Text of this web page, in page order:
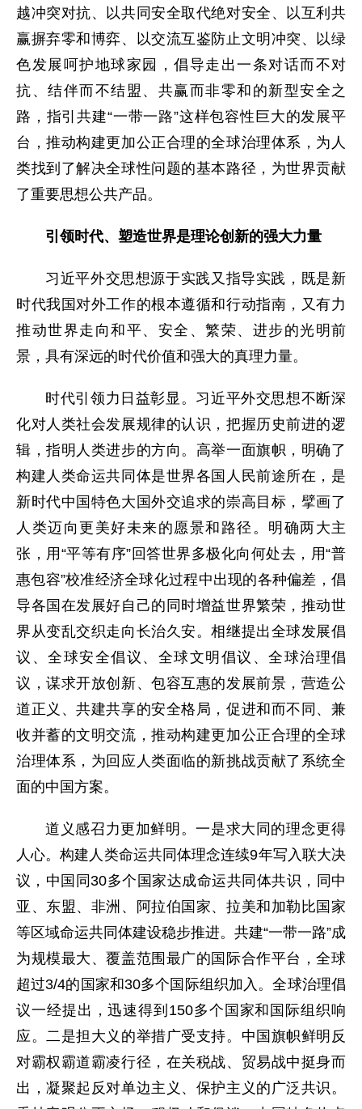
越冲突对抗、以共同安全取代绝对安全、以互利共
赢摒弃零和博弈、以交流互鉴防止文明冲突、以绿
色发展呵护地球家园，倡导走出一条对话而不对
抗、结伴而不结盟、共赢而非零和的新型安全之
路，指引共建“一带一路”这样包容性巨大的发展平
台，推动构建更加公正合理的全球治理体系，为人
类找到了解决全球性问题的基本路径，为世界贡献
了重要思想公共产品。
引领时代、塑造世界是理论创新的强大力量
习近平外交思想源于实践又指导实践，既是新
时代我国对外工作的根本遵循和行动指南，又有力
推动世界走向和平、安全、繁荣、进步的光明前
景，具有深远的时代价值和强大的真理力量。
时代引领力日益彰显。习近平外交思想不断深
化对人类社会发展规律的认识，把握历史前进的逻
辑，指明人类进步的方向。高举一面旗帜，明确了
构建人类命运共同体是世界各国人民前途所在，是
新时代中国特色大国外交追求的崇高目标，擘画了
人类迈向更美好未来的愿景和路径。明确两大主
张，用“平等有序”回答世界多极化向何处去，用“普
惠包容”校准经济全球化过程中出现的各种偏差，倡
导各国在发展好自己的同时增益世界繁荣，推动世
界从变乱交织走向长治久安。相继提出全球发展倡
议、全球安全倡议、全球文明倡议、全球治理倡
议，谋求开放创新、包容互惠的发展前景，营造公
道正义、共建共享的安全格局，促进和而不同、兼
收并蓄的文明交流，推动构建更加公正合理的全球
治理体系，为回应人类面临的新挑战贡献了系统全
面的中国方案。
道义感召力更加鲜明。一是求大同的理念更得
人心。构建人类命运共同体理念连续9年写入联大决
议，中国同30多个国家达成命运共同体共识，同中
亚、东盟、非洲、阿拉伯国家、拉美和加勒比国家
等区域命运共同体建设稳步推进。共建“一带一路”成
为规模最大、覆盖范围最广的国际合作平台，全球
超过3/4的国家和30多个国际组织加入。全球治理倡
议一经提出，迅速得到150多个国家和国际组织响
应。二是担大义的举措广受支持。中国旗帜鲜明反
对霸权霸道霸凌行径，在关税战、贸易战中挺身而
出，凝聚起反对单边主义、保护主义的广泛共识。